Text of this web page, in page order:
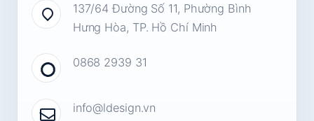
137/64 Đường Số 11, Phường Bình
Hưng Hòa, TP. Hồ Chí Minh
0868 2939 31
info@ldesign.vn